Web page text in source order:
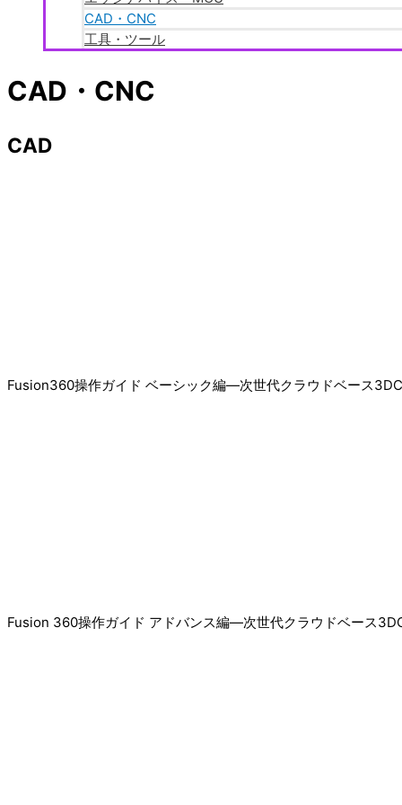
CAD・CNC
工具・ツール
CAD・CNC
CAD
Fusion360操作ガイド ベーシック編―次世代クラウドベース
Fusion 360操作ガイド アドバンス編―次世代クラウドベース